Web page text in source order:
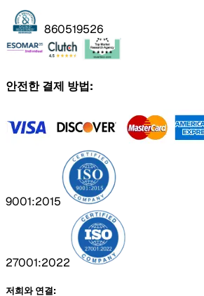
860519526
안전한 결제 방법:
9001:2015
27001:2022
저희와 연결: